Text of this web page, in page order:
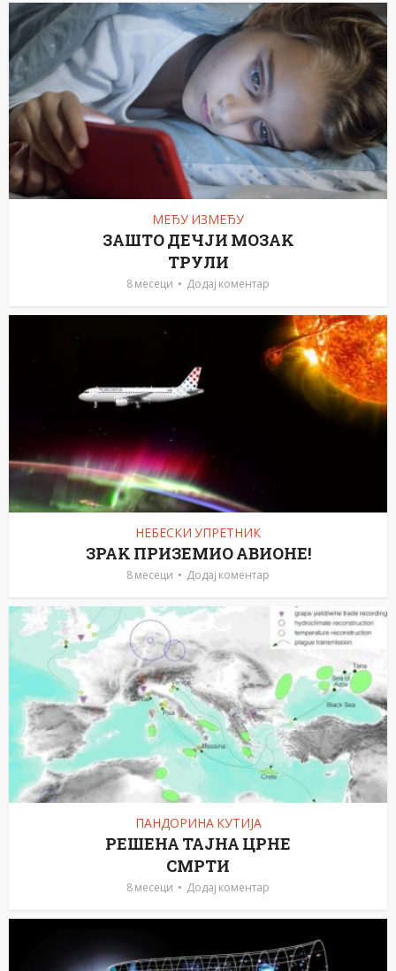
МЕЂУ ИЗМЕЂУ
ЗАШТО ДЕЧЈИ МОЗАK
ТРУЛИ
8 месеци Додај коментар
НЕБЕСКИ УПРЕТНИК
ЗРАK ПРИЗЕМИО АВИОНЕ!
8 месеци Додај коментар
ПАНДОРИНА КУТИЈА
РЕШЕНА ТАЈНА ЦРНЕ
СМРТИ
8 месеци Додај коментар